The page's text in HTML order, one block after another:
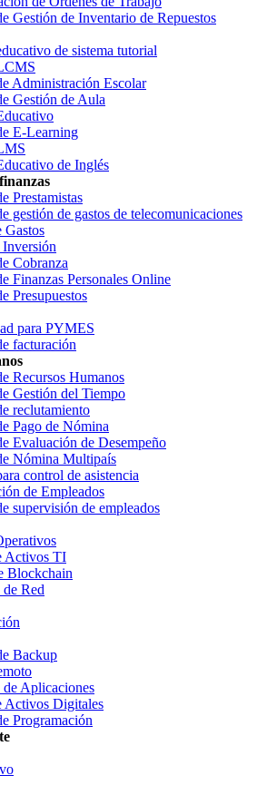
Gestión de Inventario de Repuestos
de sistema tutorial
Administración Escolar
Gestión de Aula
E-Learning
de Inglés
Prestamistas
gestión de gastos de telecomunicaciones
Gastos
Inversión
Cobranza
Finanzas Personales Online
Presupuestos
para PYMES
facturación
Recursos Humanos
Gestión del Tiempo
reclutamiento
Pago de Nómina
Evaluación de Desempeño
Nómina Multipaís
control de asistencia
de Empleados
supervisión de empleados
Activos TI
Blockchain
Red
Backup
Aplicaciones
Activos Digitales
Programación